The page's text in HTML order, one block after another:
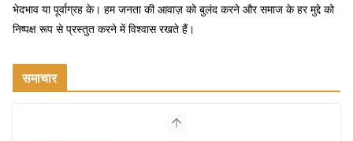
भेदभाव या पूर्वाग्रह के। हम जनता की आवाज़ को बुलंद करने और समाज के हर मुद्दे को
निष्पक्ष रूप से प्रस्तुत करने में विश्वास रखते हैं।
समाचार